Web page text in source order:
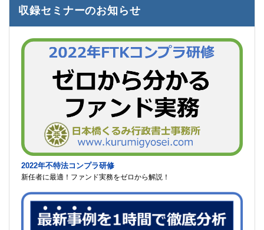
収録セミナーのお知らせ
2022年不特法コンプラ研修
新任者に最適！ファンド実務をゼロから解説！